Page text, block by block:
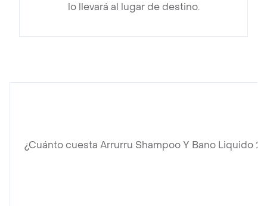
lo llevará al lugar de destino.
¿Cuánto cuesta Arrurru Shampoo Y Bano Liquido 2